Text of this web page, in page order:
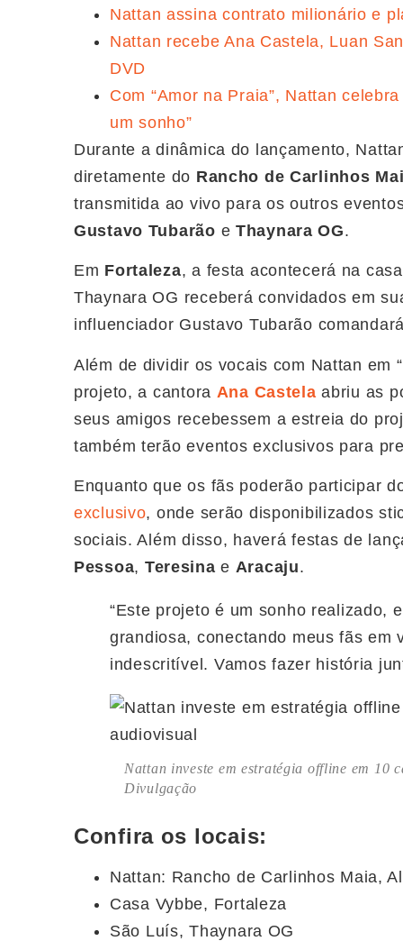
Nattan assina contrato milionário e
Nattan recebe Ana Castela, Luan
DVD
Com “Amor na Praia”, Nattan
um sonho”
Durante a dinâmica do lançamento,
diretamente do Rancho de Carlinhos
transmitida ao vivo para os outros
Gustavo Tubarão e Thaynara OG.
Em Fortaleza, a festa acontecerá na casa
Thaynara OG receberá convidados em
influenciador Gustavo Tubarão
Além de dividir os vocais com Nattan em
projeto, a cantora Ana Castela abriu as
seus amigos recebessem a estreia do
também terão eventos exclusivos para
Enquanto que os fãs poderão participar
exclusivo, onde serão disponibilizados
sociais. Além disso, haverá festas de
Pessoa, Teresina e Aracaju.
“Este projeto é um sonho realizado,
grandiosa, conectando meus fãs em
indescritível. Vamos fazer história
Nattan investe em estratégia offline em 10
Divulgação
Confira os locais:
Nattan: Rancho de Carlinhos Maia,
Casa Vybbe, Fortaleza
São Luís, Thaynara OG